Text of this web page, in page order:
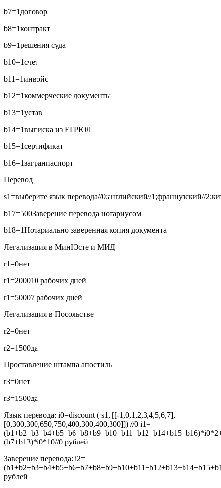
b7=1 договор
b8=1контракт
b9=1решения суда
b10=1счет
b11=1инвойс
b12=1коммерческие документы
b13=1устав
b14=1выписка из ЕГРЮЛ
b15=1сертификат
b16=1загранпаспорт
Перевод
s1=выберите язык перевода//0;английский//1;французский//
b17=500Заверение перевода нотариусом
b18=1Нотариально заверенная копия документа
Легализация в МинЮсте и МИД
r1=0нет
r1=200010 рабочих дней
r1=50007 рабочих дней
Легализация в Посольстве
r2=0нет
r2=1500да
Проставление штампа апостиль
r3=0нет
r3=1500да
Язык перевода: i0=discount ( s1, [[-1,0,1,2,3,4,5,6,7],
[0,300,300,650,750,400,300,400,300]]) //0 i1=
(b7+b13)*i0*10//0 рублей
Заверение перевода: i2=
рублей